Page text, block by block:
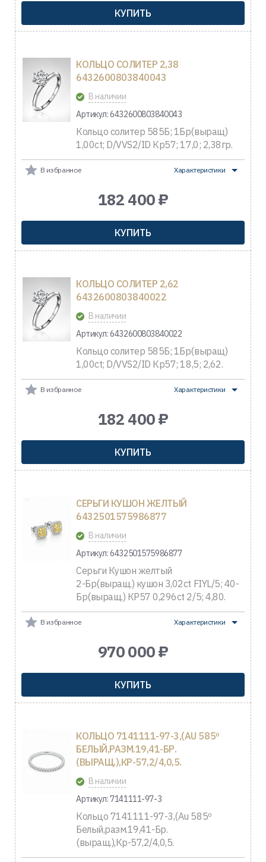
КУПИТЬ
КОЛЬЦО СОЛИТЕР 2,38
6432600803840043
В наличии
Артикул: 6432600803840043
Кольцо солитер 585Б; 1Бр(выращ)
1,00ct; D/VVS2/ID Кр57; 17,0; 2,38гр.
В избранное Характеристики
182 400 ₽
КУПИТЬ
КОЛЬЦО СОЛИТЕР 2,62
6432600803840022
В наличии
Артикул: 6432600803840022
Кольцо солитер 585Б; 1Бр(выращ)
1,00ct; D/VVS2/ID Кр57; 18,5; 2,62.
В избранное Характеристики
182 400 ₽
КУПИТЬ
СЕРЬГИ КУШОН ЖЕЛТЫЙ
6432501575986877
В наличии
Артикул: 6432501575986877
Серьги Кушон желтый
2-Бр(выращ.) кушон 3,02ct FIYL/5; 40-
Бр(выращ.) КР57 0,296ct 2/5; 4,80.
В избранное Характеристики
970 000 ₽
КУПИТЬ
КОЛЬЦО 7141111-97-3,(AU 585º
БЕЛЫЙ,РАЗМ.19,41-БР.
(ВЫРАЩ.),КР-57,2/4,0,5.
В наличии
Артикул: 7141111-97-3
Кольцо 7141111-97-3,(Au 585º
Белый,разм.19,41-Бр.
(выращ.),Кр-57,2/4,0,5.